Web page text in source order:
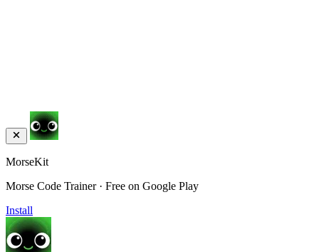
MorseKit
Morse Code Trainer · Free on Google Play
Install